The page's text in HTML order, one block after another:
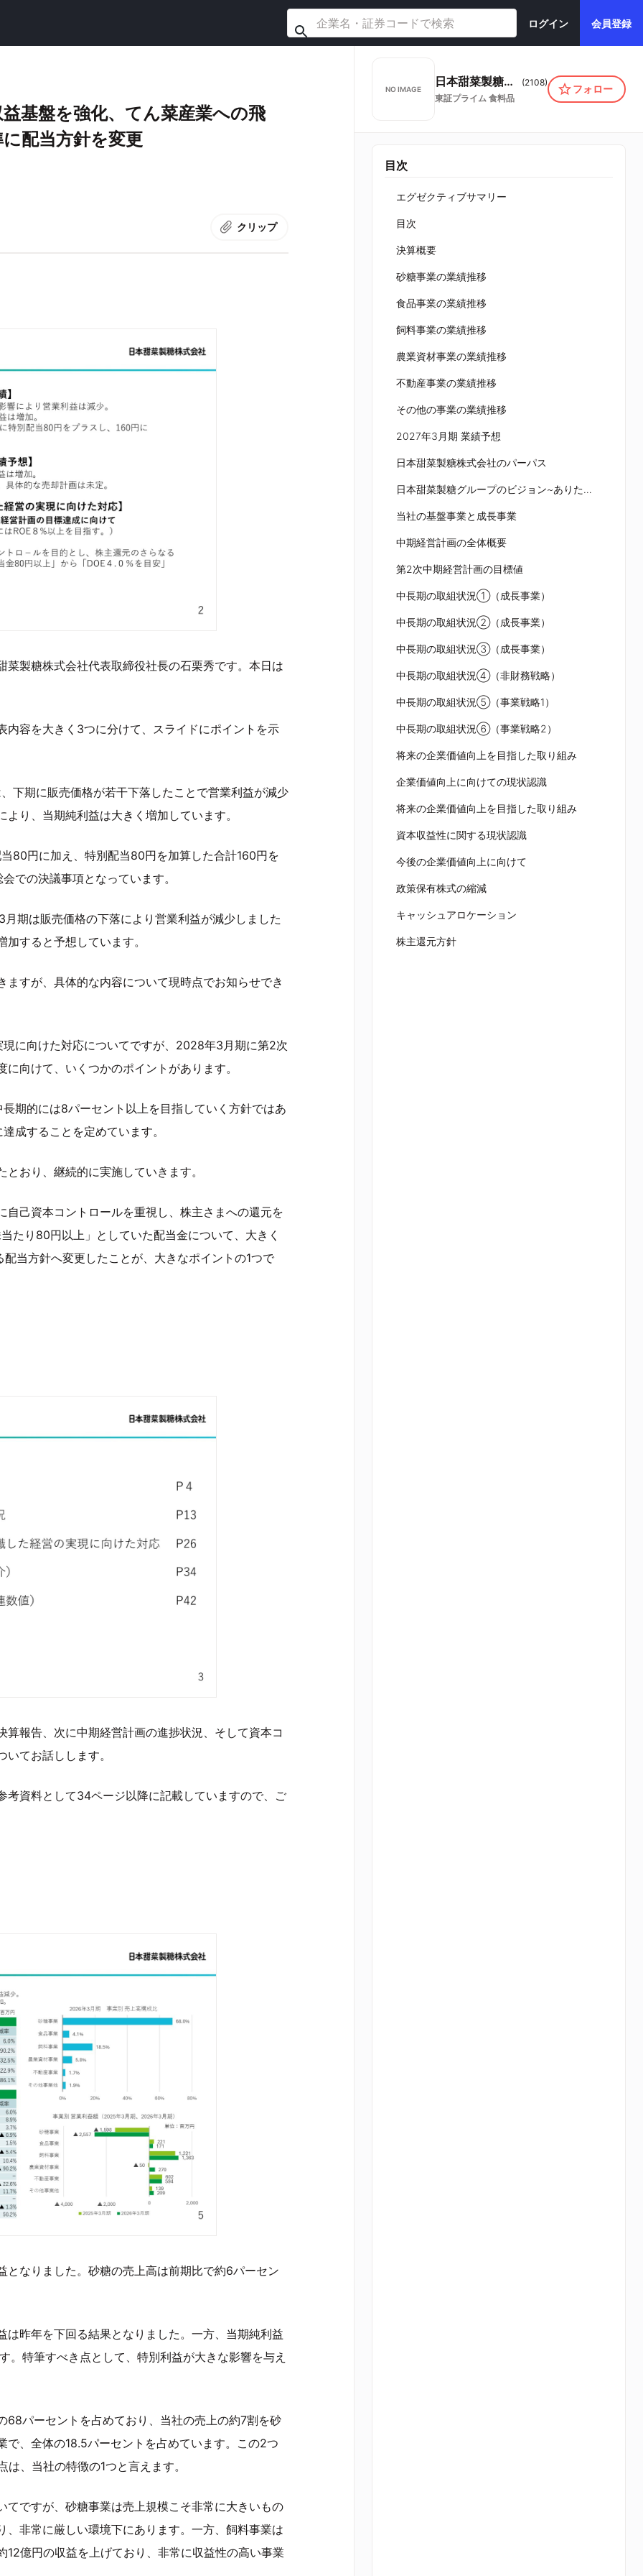
ログイン 会員登録
基盤を強化、てん菜産業への飛
配当方針を変更
クリップ
製糖株式会社代表取締役社長の石栗秀です。本日は
容を大きく3つに分けて、スライドにポイントを示
下期に販売価格が若干下落したことで営業利益が減少
り、当期純利益は大きく増加しています。
80円に加え、特別配当80円を加算した合計160円を
での決議事項となっています。
期は販売価格の下落により営業利益が減少しました
すると予想しています。
すが、具体的な内容について現時点でお知らせでき
に向けた対応についてですが、2028年3月期に第2次
向けて、いくつかのポイントがあります。
期的には8パーセント以上を目指していく方針ではあ
成することを定めています。
おり、継続的に実施していきます。
己資本コントロールを重視し、株主さまへの還元を
たり80円以上」としていた配当金について、大きく
当方針へ変更したことが、大きなポイントの1つで
報告、次に中期経営計画の進捗状況、そして資本コ
てお話しします。
資料として34ページ以降に記載していますので、ご
なりました。砂糖の売上高は前期比で約6パーセン
昨年を下回る結果となりました。一方、当期純利益
特筆すべき点として、特別利益が大きな影響を与え
パーセントを占めており、当社の売上の約7割を砂
、全体の18.5パーセントを占めています。この2つ
、当社の特徴の1つと言えます。
ですが、砂糖事業は売上規模こそ非常に大きいもの
非常に厳しい環境下にあります。一方、飼料事業は
億円の収益を上げており、非常に収益性の高い事業
NO IMAGE
日本甜菜製糖株式会社 (2108)
東証プライム 食料品
フォロー
目次
エグゼクティブサマリー
目次
決算概要
砂糖事業の業績推移
食品事業の業績推移
飼料事業の業績推移
農業資材事業の業績推移
不動産事業の業績推移
その他の事業の業績推移
2027年3月期 業績予想
日本甜菜製糖株式会社のパーパス
日本甜菜製糖グループのビジョン~ありたい姿に向けて
当社の基盤事業と成長事業
中期経営計画の全体概要
第2次中期経営計画の目標値
中長期の取組状況①（成長事業）
中長期の取組状況②（成長事業）
中長期の取組状況③（成長事業）
中長期の取組状況④（非財務戦略）
中長期の取組状況⑤（事業戦略1）
中長期の取組状況⑥（事業戦略2）
将来の企業価値向上を目指した取り組み
企業価値向上に向けての現状認識
将来の企業価値向上を目指した取り組み
資本収益性に関する現状認識
今後の企業価値向上に向けて
政策保有株式の縮減
キャッシュアロケーション
株主還元方針